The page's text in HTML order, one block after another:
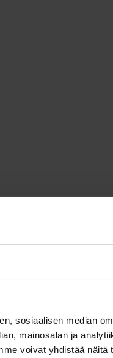
sosiaalisen median
mainosalan ja
voivat yhdistää näitä